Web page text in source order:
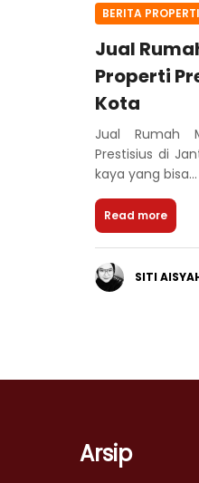
BERITA PROPERTI
Jual
Properti
Kota
Jual Rumah
Prestisius di
kaya yang bisa...
Read more
SITI
Arsip